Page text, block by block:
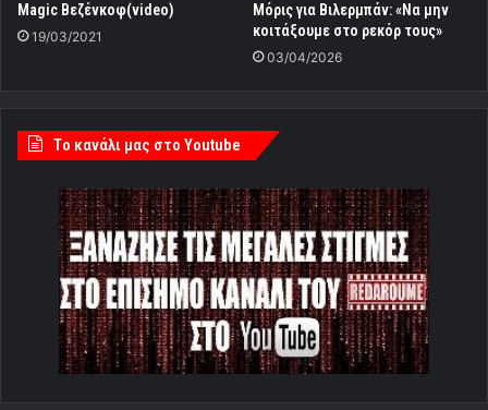
Μagic Βεζένκοφ(video)
19/03/2021
Μόρις για Βιλερμπάν: «Να μην
κοιτάξουμε στο ρεκόρ τους»
03/04/2026
Tο κανάλι μας στο Youtube